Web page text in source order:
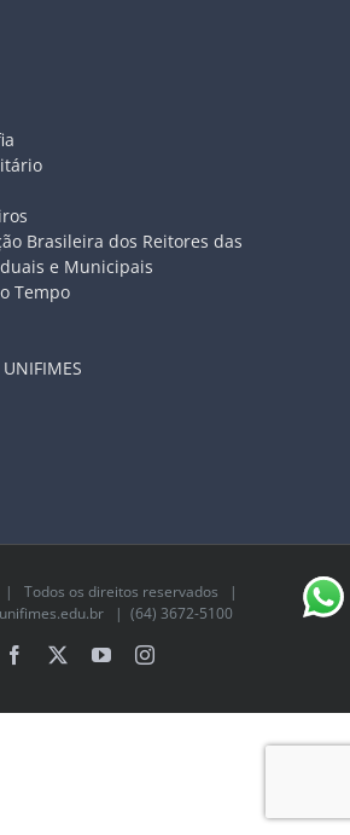
Brasileira dos Reitores das
e Municipais
Tempo
| Todos os direitos reservados |
| (64) 3672-5100
Facebook YouTubeInstagram